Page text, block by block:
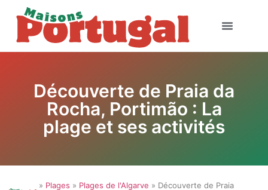
Découverte de Praia da
Rocha, Portimão : La
plage et ses activités
» Plages » Plages de l'Algarve » Découverte de Praia